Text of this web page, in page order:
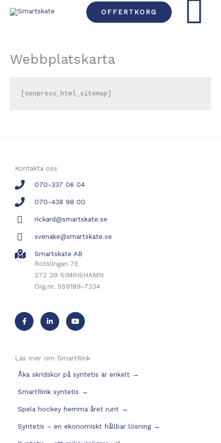
OFFERTKORG
Webbplatskarta
[seopress_html_sitemap]
Kontakta oss
070-337 06 04
070-438 98 00
rickard@smartskate.se
svenake@smartskate.se
Smartskate AB
Rotslingan 7E
272 39 SIMRISHAMN
Org.nr. 559189-7334
Läs mer om SmartRink
Åka skridskor på syntetis är enkelt →
SmartRink syntetis →
Spela hockey hemma året runt →
Syntetis – en ekonomiskt hållbar lösning→